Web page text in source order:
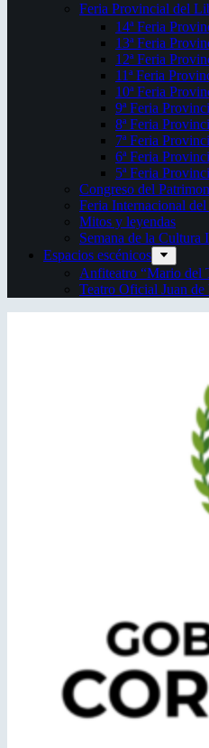
Feria Provincial del
14ª Feria
13ª Feria
12ª Feria
11ª Feria
10ª Feria
9ª Feria
8ª Feria
7ª Feria
6ª Feria
5ª Feria
Congreso del
Feria Internacional
Mitos y leyendas
Semana de la Cultura
Espacios escénicos
Anfiteatro “Mario del
Teatro Oficial Juan de